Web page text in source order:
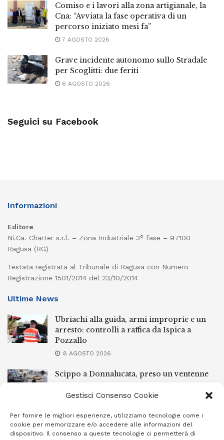
Gestisci Consenso Cookie
Per fornire le migliori esperienze, utilizziamo tecnologie come i
cookie per memorizzare e/o accedere alle informazioni del
dispositivo. Il consenso a queste tecnologie ci permetterà di
Comiso e i lavori alla zona artigianale, la
Cna: “Avviata la fase operativa di un
percorso iniziato mesi fa”
7 AGOSTO 2026
Grave incidente autonomo sullo Stradale
per Scoglitti: due feriti
6 AGOSTO 2026
Seguici su Facebook
Informazioni
Editore
Ni.Ca. Charter s.r.l. – Zona Industriale 3° fase – 97100
Ragusa (RG)
Testata registrata al Tribunale di Ragusa con Numero
Registrazione 1501/2014 del 23/10/2014
Ultime News
Ubriachi alla guida, armi improprie e un
arresto: controlli a raffica da Ispica a
Pozzallo
8 AGOSTO 2026
Scippo a Donnalucata, preso un ventenne
8 AGOSTO 2026
Ragusa, arrestato perché non rispettava le
prescrizioni di stare lontano dalla casa